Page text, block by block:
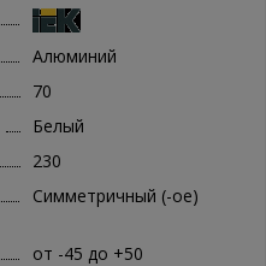
Алюминий
70
Белый
230
Симметричный (-ое)
от -45 до +50